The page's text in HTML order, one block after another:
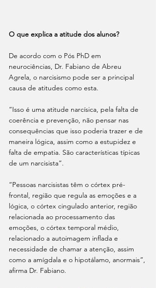
O que explica a atitude dos alunos?
De acordo com o Pós PhD em
neurociências, Dr. Fabiano de Abreu
Agrela, o narcisismo pode ser a principal
causa de atitudes como esta.
“Isso é uma atitude narcísica, pela falta de
coerência e prevenção, não pensar nas
consequências que isso poderia trazer e de
maneira lógica, assim como a estupidez e
falta de empatia. São características típicas
de um narcisista”.
“Pessoas narcisistas têm o córtex pré-
frontal, região que regula as emoções e a
lógica, o córtex cingulado anterior, região
relacionada ao processamento das
emoções, o córtex temporal médio,
relacionado a autoimagem inflada e
necessidade de chamar a atenção, assim
como a amígdala e o hipotálamo, anormais”,
afirma Dr. Fabiano.